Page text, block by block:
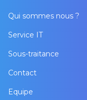
Qui sommes nous ?
Service IT
Sous-traitance
Contact
Equipe